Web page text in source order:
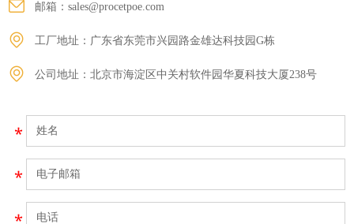
邮箱：sales@procetpoe.com
工厂地址：广东省东莞市兴园路金雄达科技园G栋
公司地址：北京市海淀区中关村软件园华夏科技大厦238号